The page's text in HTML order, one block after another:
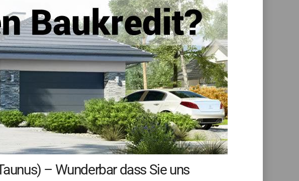
– Wunderbar dass Sie uns